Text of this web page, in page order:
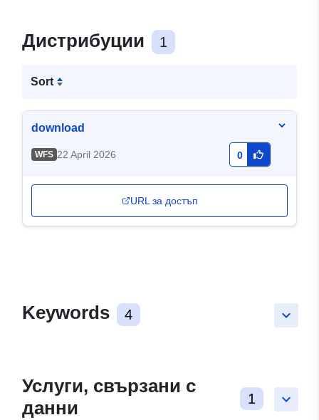
Дистрибуции 1
Sort
download
WFS 22 April 2026 0
URL за достъп
keyboard_arrow_down
Keywords 4
keyboard_arrow_down
Услуги, свързани с
данни
1